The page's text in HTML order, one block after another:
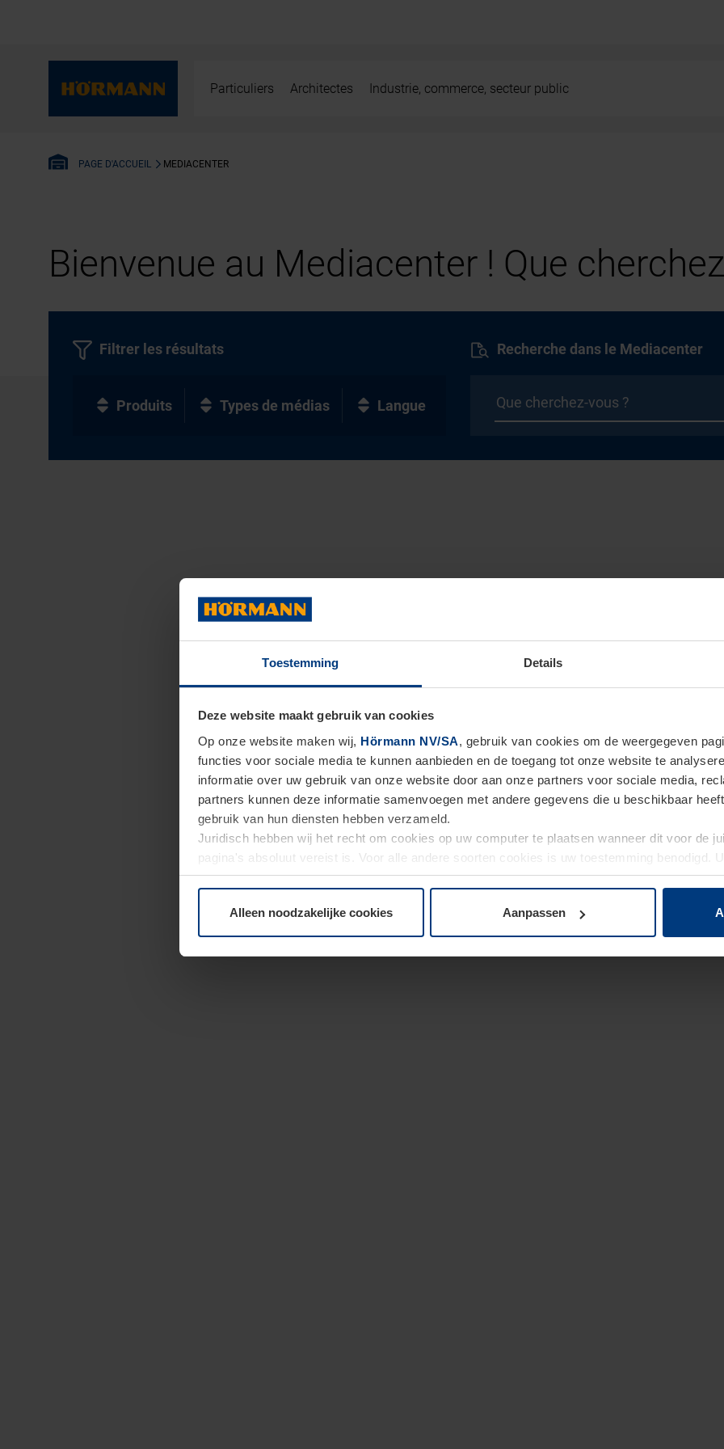
Toestemming Details
Deze website maakt gebruik van cookies
Op onze website maken wij, Hörmann NV/SA, gebruik van cookies om de weergegeven
functies voor sociale media te kunnen aanbieden en de toegang tot onze website te
informatie over uw gebruik van onze website door aan onze partners voor sociale media,
partners kunnen deze informatie samenvoegen met andere gegevens die u beschikbaar
gebruik van hun diensten hebben verzameld.
Juridisch hebben wij het recht om cookies op uw computer te plaatsen wanneer dit voor de
pagina's absoluut vereist is. Voor alle andere soorten cookies is uw toestemming benodigd.
moment bij de uitleg van de cookies op paginaPrivacyverklaringop onze website wijzigen
Alleen noodzakelijke cookies Aanpassen
Particuliers Architectes Industrie, commerce, secteur public
PAGE D'ACCUEIL MEDIACENTER
Bienvenue au Mediacenter ! Que
Recherche dans le Mediacenter
Filtrer les résultats
Produits Types de médias Langue